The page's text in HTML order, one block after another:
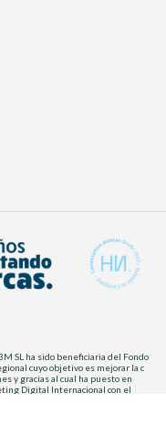
SL ha sido beneficiaria del Fondo
cuyo objetivo es mejorar la c
y gracias al cual ha puesto en
Digital Internacional con el